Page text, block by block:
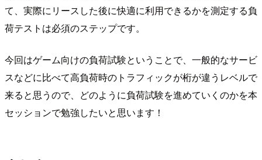
て、実際にリースした後に快適に利用できるかを測定する負
荷テストは必須のステップです。
今回はゲーム向けの負荷試験ということで、一般的なサービ
スなどに比べて高負荷時のトラフィックが桁が違うレベルで
来ると思うので、どのように負荷試験を進めていくのかを本
セッションで勉強したいと思います！